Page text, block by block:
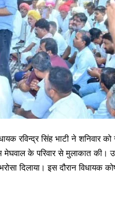
रविन्द्र सिंह भाटी ने शनिवार
मेघवाल के परिवार से मुलाकात
दिलाया। इस दौरान विधायक